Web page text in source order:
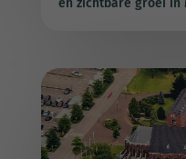
en zichtbare groei in